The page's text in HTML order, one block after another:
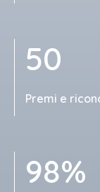
50
Premi e
98%